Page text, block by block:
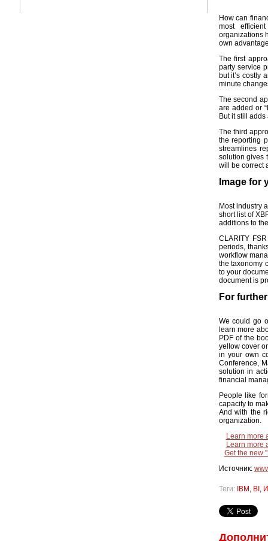
How can
most
organizations
own
The first
party service
but it’s costly
minute
The second
are added or
But it still
The third
the reporting
streamlines
solution gives
will be correct
Image for
Most industry
short list of
additions to
CLARITY
periods,
workflow
the taxonomy
to your
document is
For
We could go
learn more
PDF of the
yellow cover
in your own
Conference,
solution in
financial
People like
capacity to
And with the
organization.
Learn more
Learn more
Get the new
Источник:
Теги: IBM , BI ,